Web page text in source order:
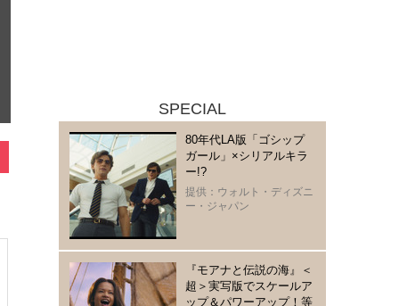
SPECIAL
80年代LA版「ゴシップ
ガール」×シリアルキラ
ー!?
提供：ウォルト・ディズニ
ー・ジャパン
『モアナと伝説の海』＜
超＞実写版でスケールア
ップ＆パワーアップ！等